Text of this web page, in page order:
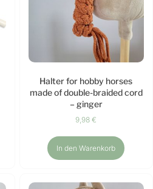
Halter for hobby horses
made of double-braided cord
– ginger
9,98€
In den Warenkorb